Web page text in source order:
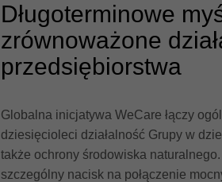
Długoterminowe
zrównoważone
przedsiębiorstwa
Globalna inicjatywa WeCare łączy
dziesięcioleci działalność Grupy w
także ochrony środowiska
szczególny nacisk na połączenie